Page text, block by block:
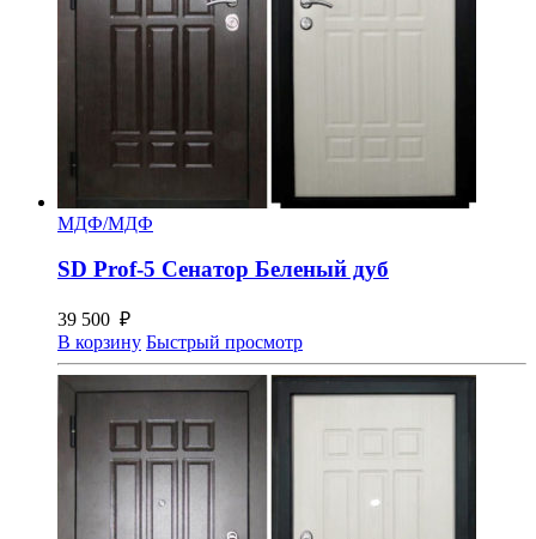
МДФ/МДФ
SD Prof-5 Сенатор Беленый дуб
39 500 ₽
В корзину Быстрый просмотр